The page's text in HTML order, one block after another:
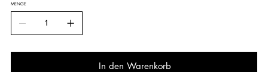
MENGE
In den Warenkorb